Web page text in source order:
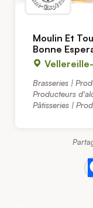
Moulin Et
Bonne
Brasseries |
Producteurs
Pâtisseries |